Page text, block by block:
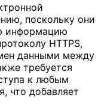
поскольку они
информацию
HTTPS,
данными между
требуется
к любым
что добавляет